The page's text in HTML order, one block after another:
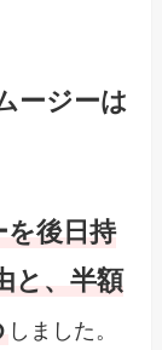
ージーは
後日持
と、半額
しました。